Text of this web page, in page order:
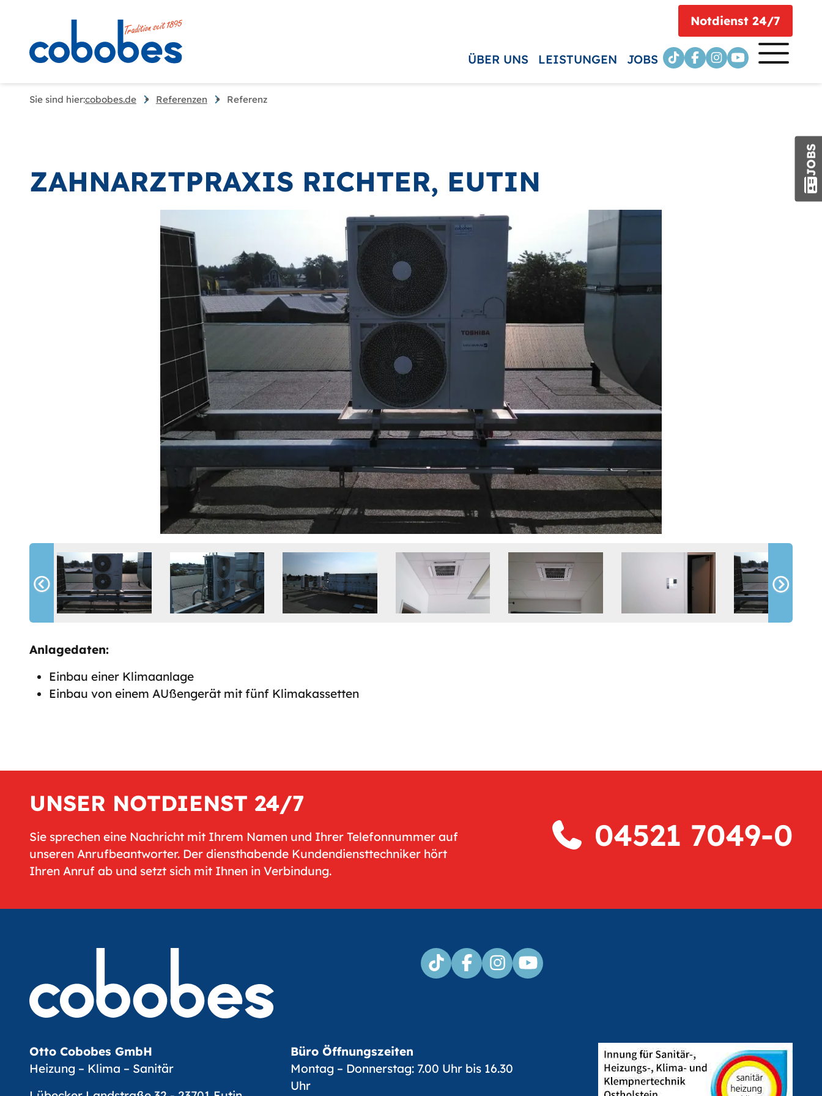
ÜBER UNS LEISTUNGEN JOBS
Notdienst 24/7
Sie sind hier:cobobes.de Referenzen Referenz
JOBS
ZAHNARZTPRAXIS RICHTER, EUTIN
Anlagedaten:
Einbau einer Klimaanlage
Einbau von einem AUßengerät mit fünf Klimakassetten
UNSER NOTDIENST 24/7
Sie sprechen eine Nachricht mit Ihrem Namen und Ihrer Telefonnummer auf
unseren Anrufbeantworter. Der diensthabende Kundendiensttechniker hört
Ihren Anruf ab und setzt sich mit Ihnen in Verbindung.
04521 7049-0
Otto Cobobes GmbH
Heizung – Klima – Sanitär
Büro Öffnungszeiten
Montag – Donnerstag: 7.00 Uhr bis 16.30
Uhr